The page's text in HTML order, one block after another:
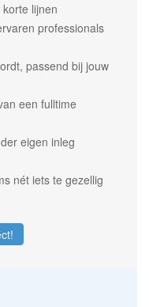
lijnen
professionals
passend bij jouw
een fulltime
eigen inleg
nét iets te gezellig